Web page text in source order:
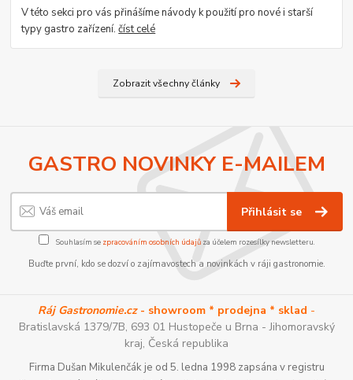
V této sekci pro vás přinášíme návody k použití pro nové i starší
typy gastro zařízení.číst celé
Zobrazit všechny články
GASTRO NOVINKY E-MAILEM
Přihlásit se
Souhlasím se zpracováním osobních údajůza účelem rozesílky newsletteru.
Buďte první, kdo se dozví o zajímavostech a novinkách v ráji gastronomie.
Ráj Gastronomie.cz- showroom * prodejna * sklad -
Bratislavská 1379/7B, 693 01 Hustopeče u Brna - Jihomoravský
kraj, Česká republika
Firma Dušan Mikulenčák je od 5. ledna 1998 zapsána v registru